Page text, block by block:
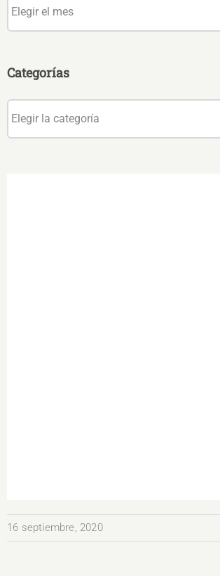
16 septiembre, 2020
Categorías